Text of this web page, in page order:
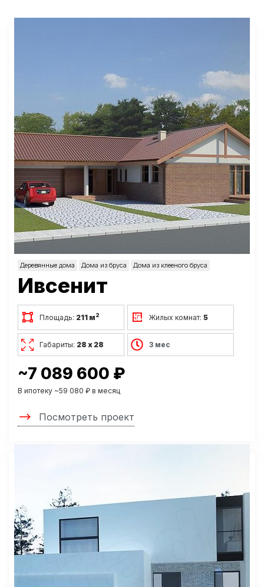
Деревянные дома Дома из бруса Дома из клееного бруса
Ивсенит
Площадь: 211 м2 Жилых комнат:5
Габариты: 28 х 28 3 мес
~7 089 600 ₽
В ипотеку ~59 080 ₽ в месяц
Посмотреть проект